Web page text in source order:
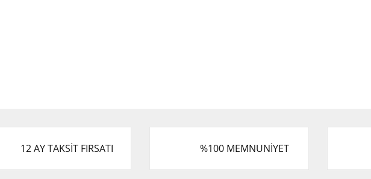
12 AY TAKSİT FIRSATI %100 MEMNUNİYET